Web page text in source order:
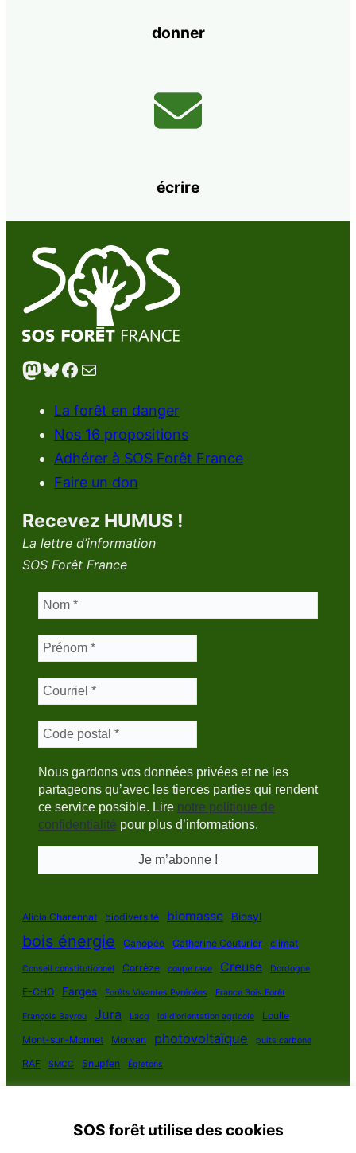
donner
écrire
Mastodon Bluesky Facebook E-mail
La forêt en danger
Nos 16 propositions
Adhérer à SOS Forêt France
Faire un don
Recevez HUMUS !
La lettre d’information
SOS Forêt France
Nous gardons vos données privées et ne les
partageons qu’avec les tierces parties qui rendent
ce service possible. Lire notre politique de
confidentialité pour plus d’informations.
Alicia Charennat biodiversité biomasse Biosyl
bois énergie Canopée Catherine Couturier climat
Conseil constitutionnel Corrèze coupe rase Creuse Dordogne
E-CHO Farges Forêts Vivantes Pyrénées France Bois Forêt
François Bayrou Jura Lacq loi d'orientation agricole
Loulle
Mont-sur-Monnet
Morvan photovoltaïque puits carbone
RAF SMCC Snupfen Égletons
SOS Forêt France 2025
SOS forêt utilise des cookies